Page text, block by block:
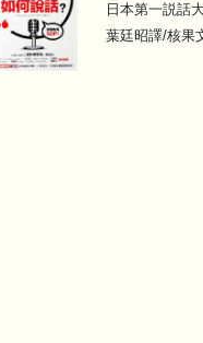
日本第一説話
葉廷昭譯/核果